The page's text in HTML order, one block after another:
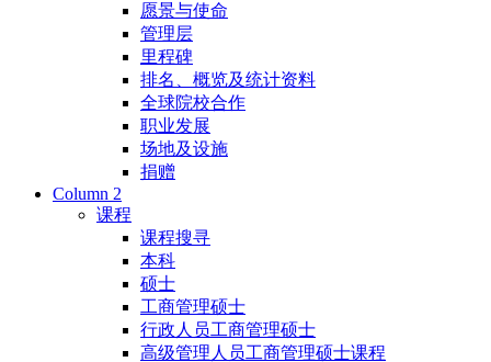
愿景与使命
管理层
里程碑
排名、概览及统计资料
全球院校合作
职业发展
场地及设施
捐赠
Column 2
课程
课程搜寻
本科
硕士
工商管理硕士
行政人员工商管理硕士
高级管理人员工商管理硕士课程